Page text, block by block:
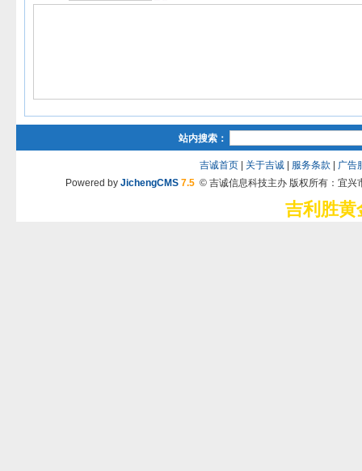
站内搜索：
吉诚首页 关于吉诚 服务条款
广告
Powered by JichengCMS 7.5© 吉诚信息科技主办 版权所有：宜兴
吉利胜